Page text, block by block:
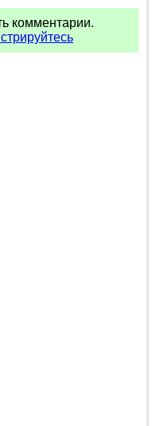
комментарии.